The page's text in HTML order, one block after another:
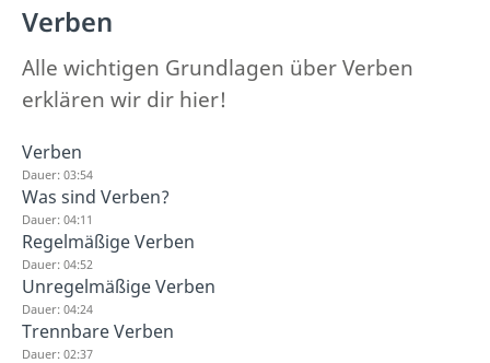
Verben
Alle wichtigen Grundlagen über Verben
erklären wir dir hier!
Verben
Dauer: 03:54
Was sind Verben?
Dauer: 04:11
Regelmäßige Verben
Dauer: 04:52
Unregelmäßige Verben
Dauer: 04:24
Trennbare Verben
Dauer: 02:37